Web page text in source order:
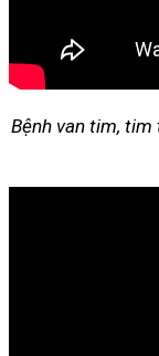
Bệnh van tim, tim